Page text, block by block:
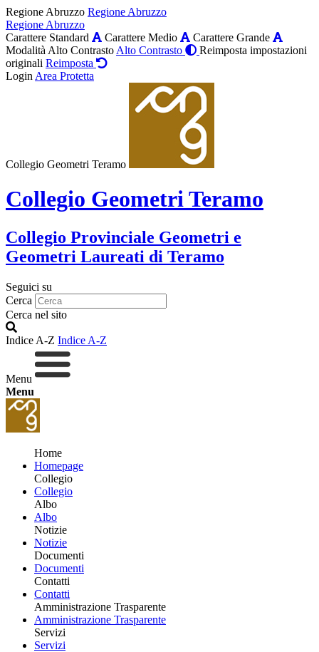
Regione Abruzzo Regione Abruzzo
Regione Abruzzo
Carattere Standard
Carattere Medio
Carattere Grande
Modalità Alto Contrasto Alto Contrasto
Reimposta impostazioni
originali Reimposta
Login Area Protetta
Collegio Geometri Teramo
Collegio Geometri Teramo
Collegio Provinciale Geometri e
Geometri Laureati di Teramo
Seguici su
Cerca
Cerca nel sito
Indice A-Z Indice A-Z
Menu
Menu
Home
Homepage
Collegio
Collegio
Albo
Albo
Notizie
Notizie
Documenti
Documenti
Contatti
Contatti
Amministrazione Trasparente
Amministrazione Trasparente
Servizi
Servizi